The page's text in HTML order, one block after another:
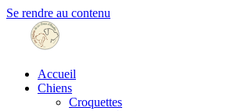
Se rendre au contenu
Accueil
Chiens
Croquettes